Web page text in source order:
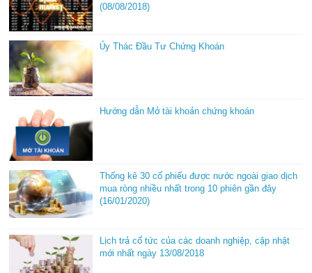
(08/08/2018)
Ủy Thác Đầu Tư Chứng Khoán
Hướng dẫn Mở tài khoản chứng khoán
Thống kê 30 cổ phiếu được nước ngoài giao dịch
mua ròng nhiều nhất trong 10 phiên gần đây
(16/01/2020)
Lịch trả cổ tức của các doanh nghiệp, cập nhật
mới nhất ngày 13/08/2018